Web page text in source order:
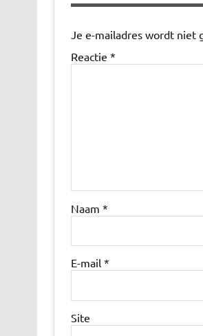
Je e-mailadres wordt niet
Reactie *
Naam *
E-mail *
Site